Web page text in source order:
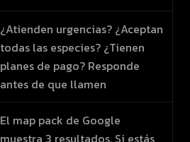
¿Atienden urgencias? ¿Aceptan
todas las especies? ¿Tienen
planes de pago? Responde
antes de que llamen
El map pack de Google
muestra 3 resultados. Si estás